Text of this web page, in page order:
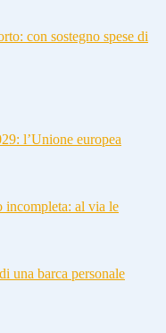
con sostegno spese di
l’Unione europea
incompleta: al via le
una barca personale